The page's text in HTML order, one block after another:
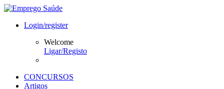
Login/register
Welcome
Ligar/Registo
CONCURSOS
Artigos